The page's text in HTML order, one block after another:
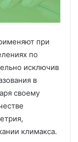
при
по
исключив
в
своему
климакса.